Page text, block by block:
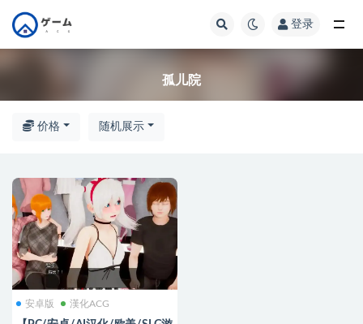
登录
孤儿院
价格 随机展示
安卓版 漢化ACG